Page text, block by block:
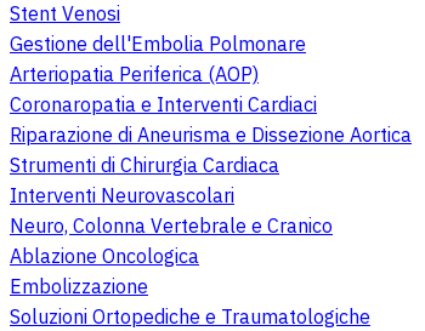
Stent Venosi
Gestione dell'Embolia Polmonare
Arteriopatia Periferica (AOP)
Coronaropatia e Interventi Cardiaci
Riparazione di Aneurisma e Dissezione Aortica
Strumenti di Chirurgia Cardiaca
Interventi Neurovascolari
Neuro, Colonna Vertebrale e Cranico
Ablazione Oncologica
Embolizzazione
Soluzioni Ortopediche e Traumatologiche